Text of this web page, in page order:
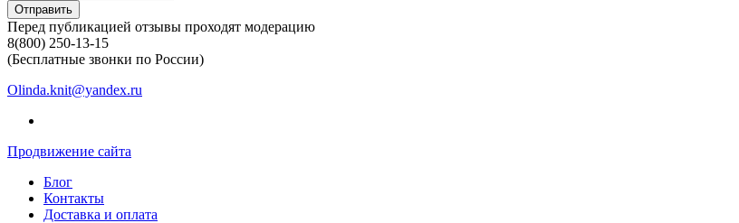
Отправить
Перед публикацией отзывы проходят модерацию
8(800) 250-13-15
(Бесплатные звонки по России)
Olinda.knit@yandex.ru
Продвижение сайта
Блог
Контакты
Доставка и оплата